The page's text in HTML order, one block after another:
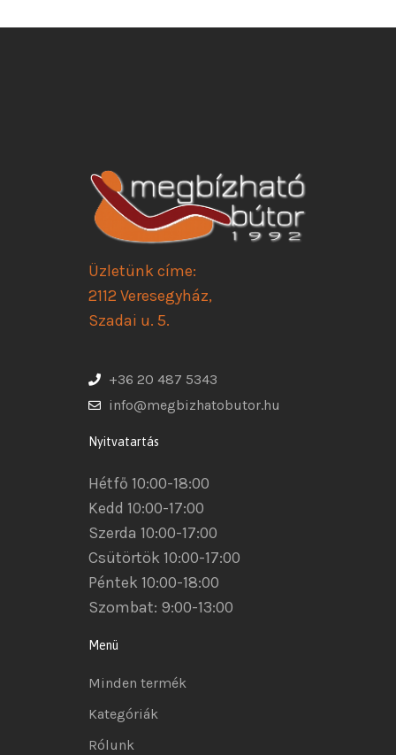
Üzletünk címe:
2112 Veresegyház,
Szadai u. 5.
+36 20 487 5343
info@megbizhatobutor.hu
Nyitvatartás
Hétfő 10:00-18:00
Kedd 10:00-17:00
Szerda 10:00-17:00
Csütörtök 10:00-17:00
Péntek 10:00-18:00
Szombat: 9:00-13:00
Menü
Minden termék
Kategóriák
Rólunk